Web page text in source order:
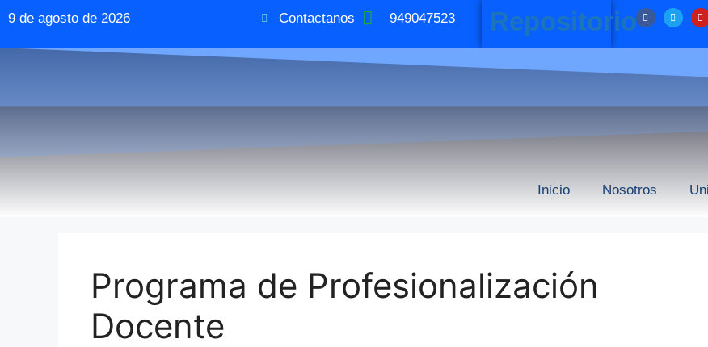
9 de agosto de 2026 Contactanos 949047523 Repositorio
Inicio Nosotros
Programa de Profesionalización
Docente